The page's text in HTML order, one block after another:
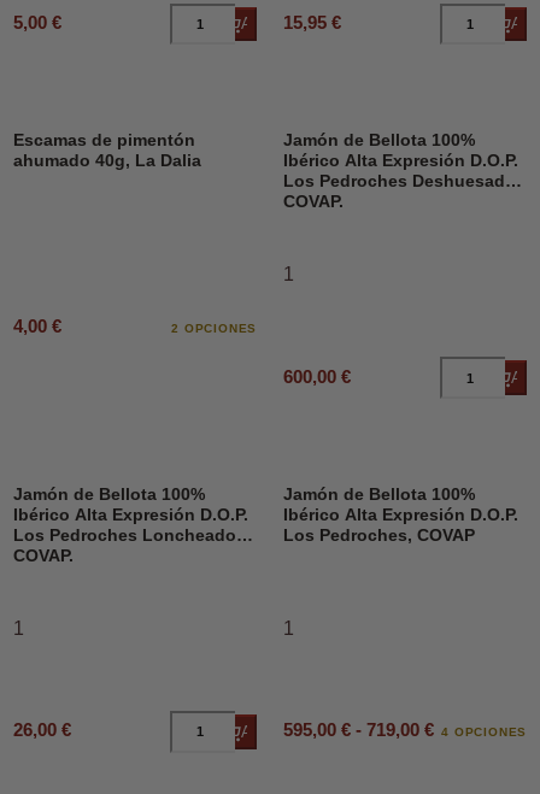
5,00 € Añadir al carrito
15,95 €
Escamas de pimentón
ahumado 40g, La Dalia
4,00 € 2 OPCIONES
Jamón de Bellota 100%
Ibérico Alta Expresión D.O.P.
Los Pedroches Deshuesado,
COVAP.
1
600,00 €
Jamón de Bellota 100%
Ibérico Alta Expresión D.O.P.
Los Pedroches Loncheado,
COVAP.
1
26,00 € Añadir al carrito
Jamón de Bellota 100%
Ibérico Alta Expresión D.O.P.
Los Pedroches, COVAP
1
595,00 € - 719,00 € 4 OPCIONES